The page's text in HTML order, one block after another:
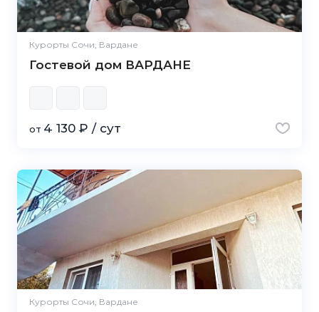
Курорты Сочи, Вардане
Гостевой дом ВАРДАНЕ
от 4 130 ₽ / сут
Курорты Сочи, Вардане